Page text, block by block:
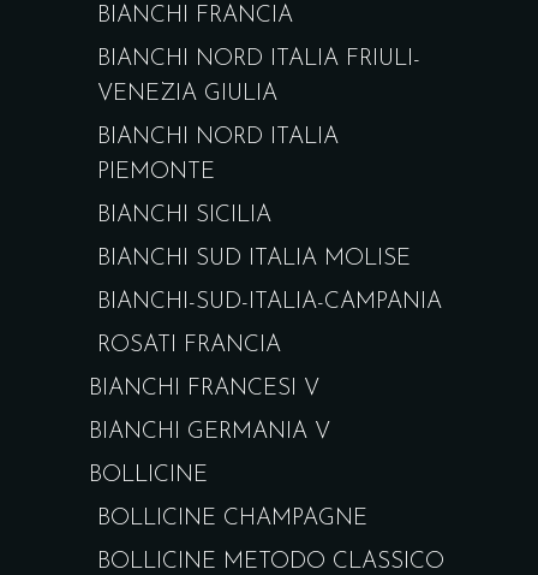
BIANCHI FRANCIA
BIANCHI NORD ITALIA FRIULI-
VENEZIA GIULIA
BIANCHI NORD ITALIA
PIEMONTE
BIANCHI SICILIA
BIANCHI SUD ITALIA MOLISE
BIANCHI-SUD-ITALIA-CAMPANIA
ROSATI FRANCIA
BIANCHI FRANCESI V
BIANCHI GERMANIA V
BOLLICINE
BOLLICINE CHAMPAGNE
BOLLICINE METODO CLASSICO